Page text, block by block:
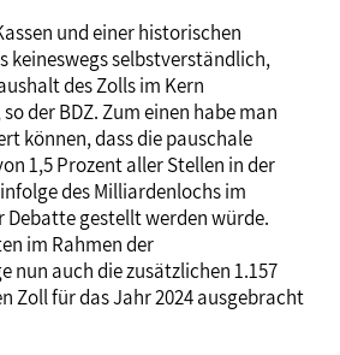
und einer historischen
keineswegs selbstverständlich,
des Zolls im Kern
der BDZ. Zum einen habe man
können, dass die pauschale
1,5 Prozent aller Stellen in der
des Milliardenlochs im
Debatte gestellt werden würde.
im Rahmen der
nun auch die zusätzlichen 1.157
Zoll für das Jahr 2024 ausgebracht